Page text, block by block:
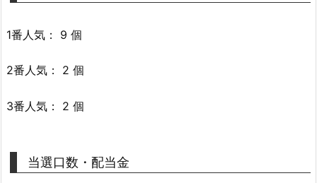
1番人気： 9 個
2番人気： 2 個
3番人気： 2 個
当選口数・配当金